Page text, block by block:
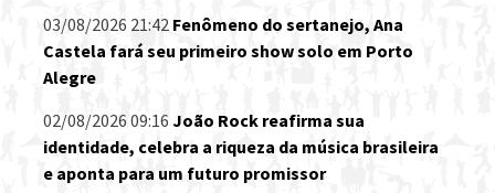
03/08/2026 21:42 Fenômeno do sertanejo, Ana
Castela fará seu primeiro show solo em Porto
Alegre
02/08/2026 09:16 João Rock reafirma sua
identidade, celebra a riqueza da música brasileira
e aponta para um futuro promissor